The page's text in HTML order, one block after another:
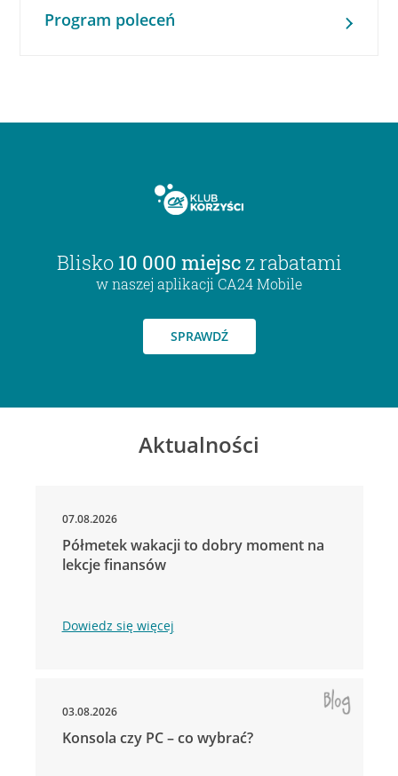
Program poleceń
Blisko 10 000 miejsc z rabatami
w naszej aplikacji CA24 Mobile
SPRAWDŹ
Aktualności
07.08.2026
Półmetek wakacji to dobry moment na
lekcje finansów
Dowiedz się więcej
03.08.2026
Konsola czy PC – co wybrać?